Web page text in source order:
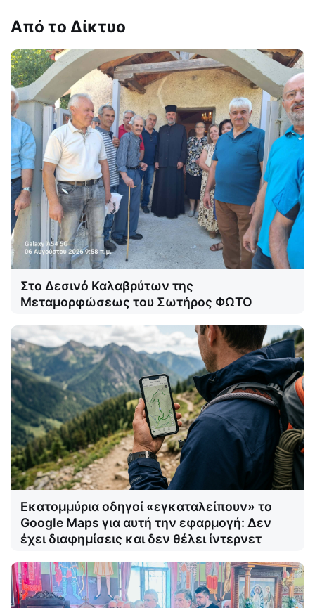
Από το Δίκτυο
Στο Δεσινό Καλαβρύτων της
Μεταμορφώσεως του Σωτήρος ΦΩΤΟ
Εκατομμύρια οδηγοί «εγκαταλείπουν» το
Google Maps για αυτή την εφαρμογή: Δεν
έχει διαφημίσεις και δεν θέλει ίντερνετ